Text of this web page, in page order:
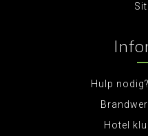
Hulp
Hotel